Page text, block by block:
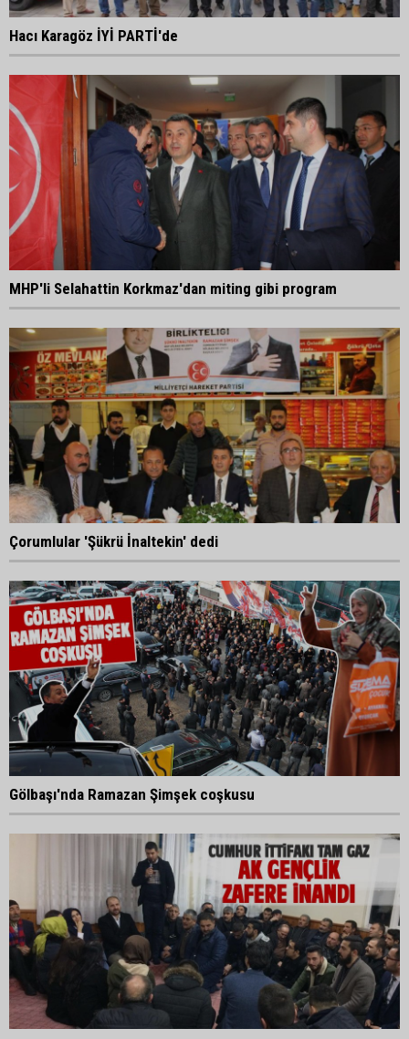
Hacı Karagöz İYİ PARTİ'de
MHP'li Selahattin Korkmaz'dan miting gibi program
Çorumlular 'Şükrü İnaltekin' dedi
Gölbaşı'nda Ramazan Şimşek coşkusu